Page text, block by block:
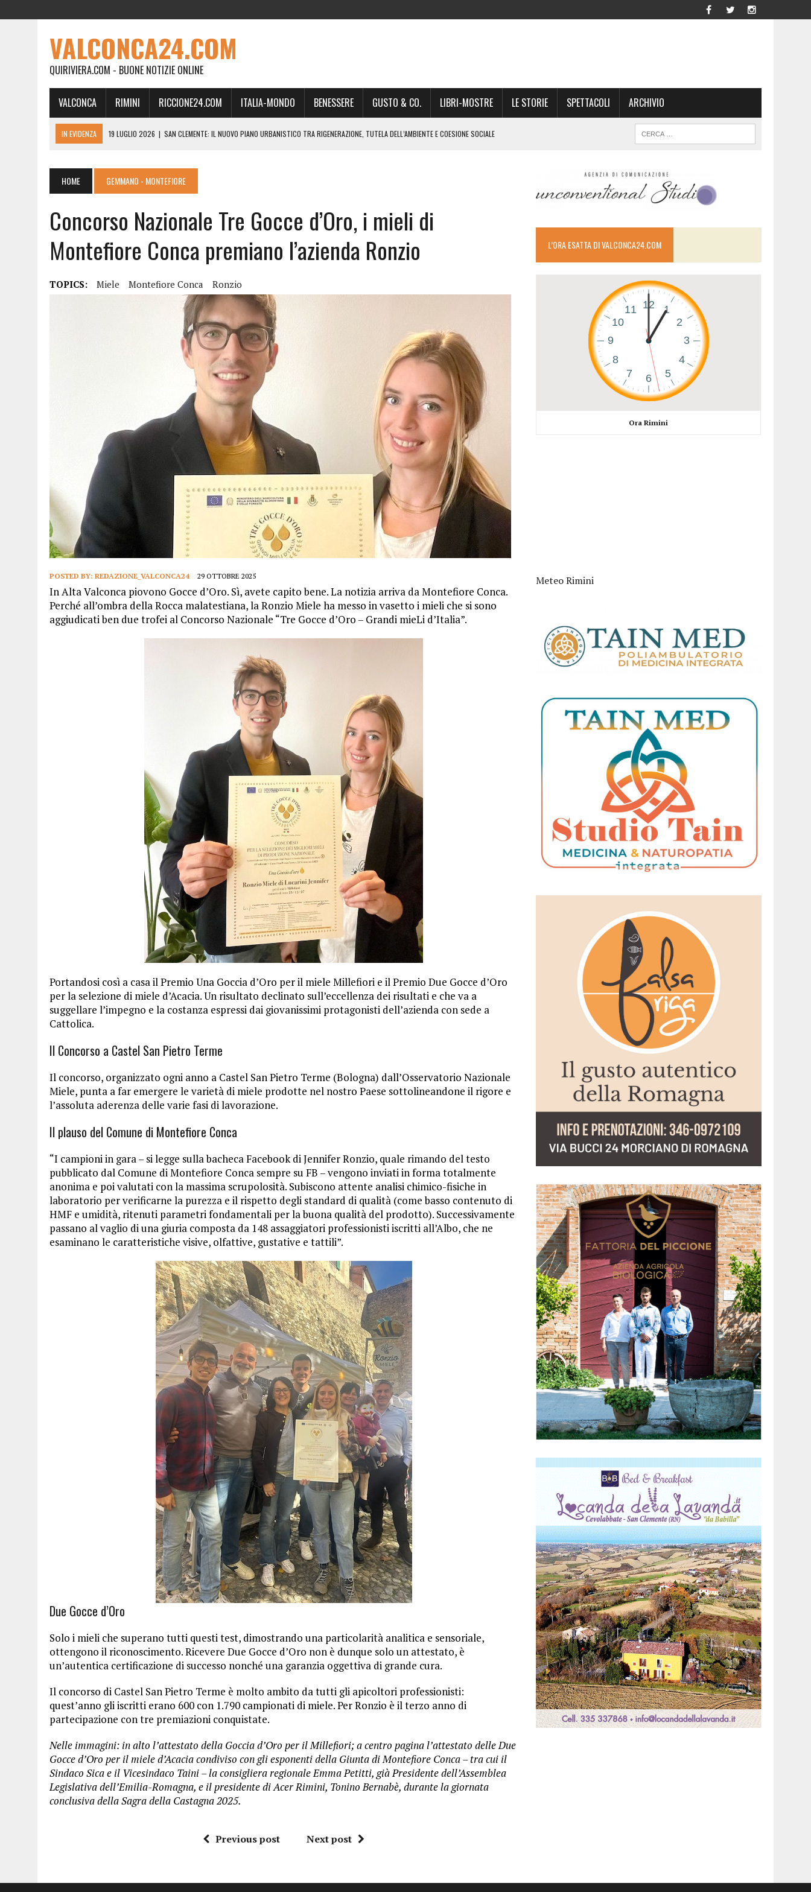
VALCONCA24.COM
QUIRIVIERA.COM - BUONE NOTIZIE ONLINE
VALCONCA RIMINI RICCIONE24.COM ITALIA-MONDO BENESSERE GUSTO & CO. LIBRI-MOSTRE LE STORIE SPETTACOLI ARCHIVIO
IN EVIDENZA 19 LUGLIO 2026 | SAN CLEMENTE: IL NUOVO PIANO URBANISTICO TRA RIGENERAZIONE, TUTELA DELL’AMBIENTE E COESIONE SOCIALE
19 FEBBRAIO 2026 | RIMINI, A IL GATTO SULL’ALBICOCCO ARRIVA ANDREA GIONCHETTI SOMMELIER DEL CALABRESE “QAFIZ”
DOVE LA CARNE DIVENTA MEMORIA: IL CORPO, L’ORIGINE, IL RITORNO. L’OPERA DI KIROLES BOSHRA È VITA VERA
18 DICEMBRE 2025 | SAN CLEMENTE, AL VILLA ULTIMO ATTO DELLA PRIMA PARTE DI STAGIONE TEATRALE CON CLAUDIO MORICI SABATO 20
18 DICEMBRE 2025
SAN CLEMENTE, SALA DEL CONSIGLIO INTITOLATA A GIACOMO MATTEOTTI: “VITTIMA DELLA FURIA FASCISTA”
11 DICEMBRE 2025 | LA GUIDA FLOS OLEI INCORONA I “MAGNIFICI 7” DELL’EVO IN REGIONE: TRE POSTI D’ONORE TOCCANO ALLA VALCONCA
DANTE ALIGHIERI E L’USO DI PAPAVERINA: ECCO COME RIUSCÌ A COMPORRE TANTE OPERE COSÌ VOLUMINOSE
MONTESCUDO, AL TEATRO ROSASPINA PRIMA EDIZIONE DELL’ITALIAN PET FRIENDLY GALÀ IDEATO DA MARCO BONINI
CATTOLICA, I FRATELLI RAUCCI CONFERMANO LA LORO STELLA DEL PREMIO GUIDA CHEF DI PIZZA: “UN GRANDE ONORE”
A CATTOLICA APRE “RAVEN”: IL PRIMO “DRINK PLAY SHOP” DELLA REGINA VOLUTO DA FRANCESCA E NICOLAS
HOME GEMMANO - MONTEFIORE
Concorso Nazionale Tre Gocce d’Oro, i mieli di
Montefiore Conca premiano l’azienda Ronzio
TOPICS: Miele Montefiore Conca Ronzio
POSTED BY: REDAZIONE_VALCONCA24 29 OTTOBRE 2025
In Alta Valconca piovono Gocce d’Oro. Sì, avete capito bene. La notizia arriva da Montefiore Conca.
Perché all’ombra della Rocca malatestiana, la Ronzio Miele ha messo in vasetto i mieli che si sono
aggiudicati ben due trofei al Concorso Nazionale “Tre Gocce d’Oro – Grandi mieLi d’Italia”.
Portandosi così a casa il Premio Una Goccia d’Oro per il miele Millefiori e il Premio Due Gocce d’Oro
per la selezione di miele d’Acacia. Un risultato declinato sull’eccellenza dei risultati e che va a
suggellare l’impegno e la costanza espressi dai giovanissimi protagonisti dell’azienda con sede a
Cattolica.
Il Concorso a Castel San Pietro Terme
Il concorso, organizzato ogni anno a Castel San Pietro Terme (Bologna) dall’Osservatorio Nazionale
Miele, punta a far emergere le varietà di miele prodotte nel nostro Paese sottolineandone il rigore e
l’assoluta aderenza delle varie fasi di lavorazione.
Il plauso del Comune di Montefiore Conca
“I campioni in gara – si legge sulla bacheca Facebook di Jennifer Ronzio, quale rimando del testo
pubblicato dal Comune di Montefiore Conca sempre su FB – vengono inviati in forma totalmente
anonima e poi valutati con la massima scrupolosità. Subiscono attente analisi chimico-fisiche in
laboratorio per verificarne la purezza e il rispetto degli standard di qualità (come basso contenuto di
HMF e umidità, ritenuti parametri fondamentali per la buona qualità del prodotto). Successivamente
passano al vaglio di una giuria composta da 148 assaggiatori professionisti iscritti all’Albo, che ne
esaminano le caratteristiche visive, olfattive, gustative e tattili”.
Due Gocce d’Oro
Solo i mieli che superano tutti questi test, dimostrando una particolarità analitica e sensoriale,
ottengono il riconoscimento. Ricevere Due Gocce d’Oro non è dunque solo un attestato, è
un’autentica certificazione di successo nonché una garanzia oggettiva di grande cura.
Il concorso di Castel San Pietro Terme è molto ambito da tutti gli apicoltori professionisti:
quest’anno gli iscritti erano 600 con 1.790 campionati di miele. Per Ronzio è il terzo anno di
partecipazione con tre premiazioni conquistate.
Nelle immagini: in alto l’attestato della Goccia d’Oro per il Millefiori; a centro pagina l’attestato delle Due
Gocce d’Oro per il miele d’Acacia condiviso con gli esponenti della Giunta di Montefiore Conca – tra cui il
Sindaco Sica e il Vicesindaco Taini – la consigliera regionale Emma Petitti, già Presidente dell’Assemblea
Legislativa dell’Emilia-Romagna, e il presidente di Acer Rimini, Tonino Bernabè, durante la giornata
conclusiva della Sagra della Castagna 2025.
Previous post Next post
L’ORA ESATTA DI VALCONCA24.COM
Ora Rimini
Meteo Rimini